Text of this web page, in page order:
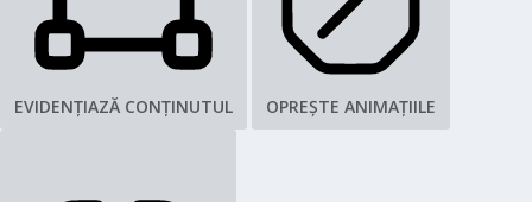
EVIDENȚIAZĂ CONȚINUTUL OPREȘTE ANIMAȚIILE